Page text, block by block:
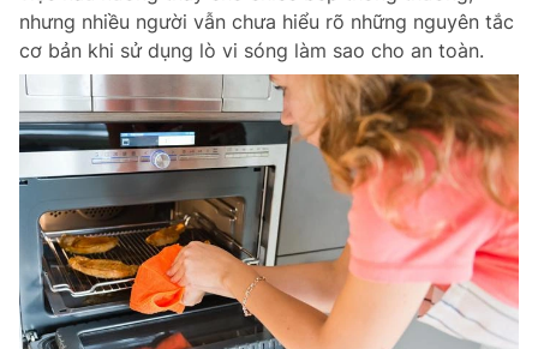
nhưng nhiều người vẫn chưa hiểu rõ những nguyên tắc
cơ bản khi sử dụng lò vi sóng làm sao cho an toàn.